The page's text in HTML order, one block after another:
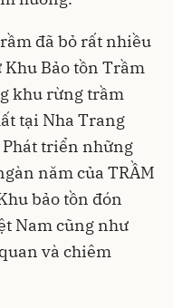
đã bỏ rất nhiều
Khu Bảo tồn Trầm
khu rừng trầm
tại Nha Trang
Phát triển những
năm của TRẦM
bảo tồn đón
Nam cũng như
và chiêm